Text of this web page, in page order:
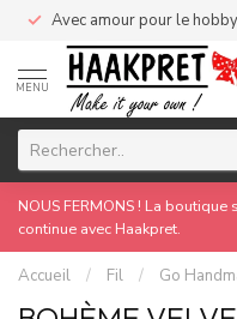
Avec amour pour le hobby
MENU
NOUS FERMONS ! La
continue avec Haakpret.
Accueil / Fil / Go